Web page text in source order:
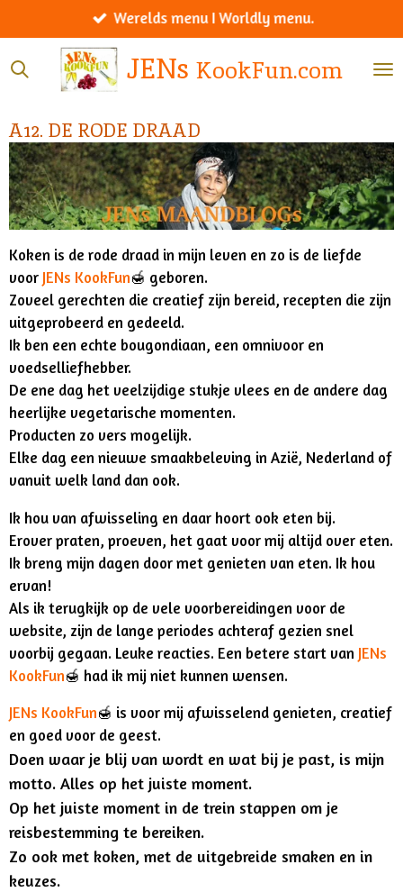
direct
naar
JENsKookFun.com
Werelds menu I Worldly menu.
A12. DE RODE DRAAD
Koken is de rode draad in mijn leven en zo is de liefde
voor JENs KookFun🍯 geboren.
Zoveel gerechten die creatief zijn bereid, recepten die zijn
uitgeprobeerd en gedeeld.
Ik ben een echte bougondiaan, een omnivoor en
voedselliefhebber.
De ene dag het veelzijdige stukje vlees en de andere dag
heerlijke vegetarische momenten.
Producten zo vers mogelijk.
Elke dag een nieuwe smaakbeleving in Azië, Nederland of
vanuit welk land dan ook.
Ik hou van afwisseling en daar hoort ook eten bij.
Erover praten, proeven, het gaat voor mij altijd over eten.
Ik breng mijn dagen door met genieten van eten. Ik hou
ervan!
Als ik terugkijk op de vele voorbereidingen voor de
website, zijn de lange periodes achteraf gezien snel
voorbij gegaan. Leuke reacties. Een betere start van JENs
KookFun🍯 had ik mij niet kunnen wensen.
JENs KookFun🍯 is voor mij afwisselend genieten, creatief
en goed voor de geest.
Doen waar je blij van wordt en wat bij je past, is mijn
motto. Alles op het juiste moment.
Op het juiste moment in de trein stappen om je
reisbestemming te bereiken.
Zo ook met koken, met de uitgebreide smaken en in
keuzes.